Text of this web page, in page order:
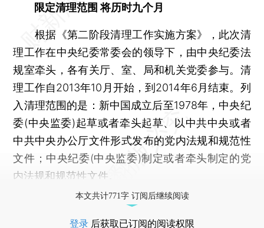
限定清理范围 将历时九个月
根据《第二阶段清理工作实施方案》，此次清
理工作在中央纪委常委会的领导下，由中央纪委法
规室牵头，各有关厅、室、局和机关党委参与。清
理工作自2013年10月开始，到2014年6月结束。列
入清理范围的是：新中国成立后至1978年，中央纪
委(中央监委)起草或者牵头起草、以中共中央或者
中共中央办公厅文件形式发布的党内法规和规范性
文件；中央纪委(中央监委)制定或者牵头制定的党
内法规和规范性文件。
本文共计771字 订阅后继续阅读
登录 后获取已订阅的阅读权限